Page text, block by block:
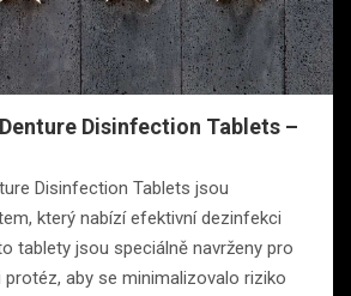
Denture Disinfection Tablets –
Disinfection Tablets jsou
který nabízí efektivní dezinfekci
tablety jsou speciálně navrženy pro
aby se minimalizovalo riziko